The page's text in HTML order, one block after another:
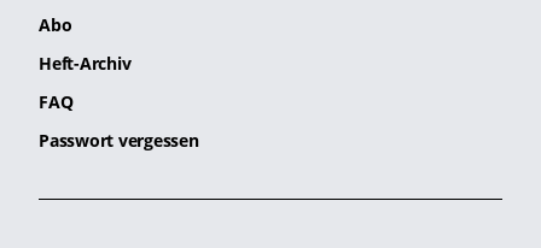
Abo
Heft-Archiv
FAQ
Passwort vergessen